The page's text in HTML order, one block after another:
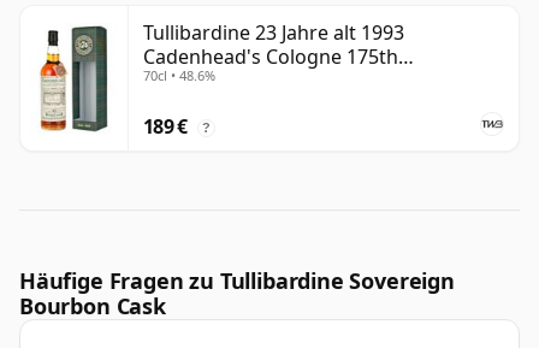
Tullibardine 23 Jahre alt 1993
Cadenhead's Cologne 175th
Anniversary
70cl • 48.6%
189 € ?
Häufige Fragen zu Tullibardine Sovereign
Bourbon Cask